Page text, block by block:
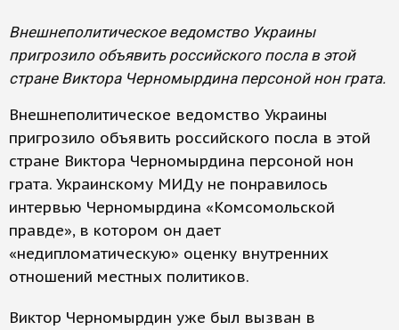
Внешнеполитическое ведомство Украины
пригрозило объявить российского посла в этой
стране Виктора Черномырдина персоной нон грата.
Внешнеполитическое ведомство Украины
пригрозило объявить российского посла в этой
стране Виктора Черномырдина персоной нон
грата. Украинскому МИДу не понравилось
интервью Черномырдина «Комсомольской
правде», в котором он дает
«недипломатическую» оценку внутренних
отношений местных политиков.
Виктор Черномырдин уже был вызван в